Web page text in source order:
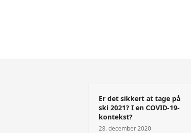
Er det sikkert at tage på
ski 2021? I en COVID-19-
kontekst?
28. december 2020